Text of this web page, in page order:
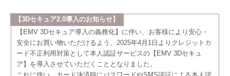
【3Dセキュア2.0導入のお知らせ】
【EMV 3Dセキュア導入の義務化】に伴い、お客様により安心・
安全にお買い物いただけるよう、2025年4月1日よりクレジットカ
ード不正利用対策として本人認証サービスの【EMV 3Dセキュ
ア】を導入させていただくこととなりました。